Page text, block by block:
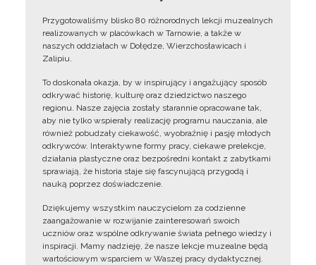
Przygotowaliśmy blisko 80 różnorodnych lekcji muzealnych
realizowanych w placówkach w Tarnowie, a także w
naszych oddziałach w Dołędze, Wierzchosławicach i
Zalipiu.
To doskonała okazja, by w inspirujący i angażujący sposób
odkrywać historię, kulturę oraz dziedzictwo naszego
regionu. Nasze zajęcia zostały starannie opracowane tak,
aby nie tylko wspierały realizację programu nauczania, ale
również pobudzały ciekawość, wyobraźnię i pasję młodych
odkrywców. Interaktywne formy pracy, ciekawe prelekcje,
działania plastyczne oraz bezpośredni kontakt z zabytkami
sprawiają, że historia staje się fascynującą przygodą i
nauką poprzez doświadczenie.
Dziękujemy wszystkim nauczycielom za codzienne
zaangażowanie w rozwijanie zainteresowań swoich
uczniów oraz wspólne odkrywanie świata pełnego wiedzy i
inspiracji. Mamy nadzieję, że nasze lekcje muzealne będą
wartościowym wsparciem w Waszej pracy dydaktycznej.